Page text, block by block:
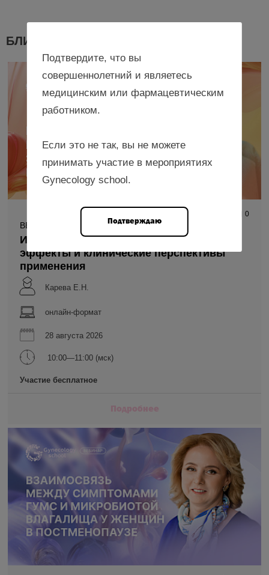
БЛИЖАЙШИЕ МЕРОПРИЯТИЯ
0
ВЕБИНАР
Индолкарбинол – механизмы действия,
эффекты и клинические перспективы
применения
Карева Е.Н.
онлайн-формат
28 августа 2026
10:00—11:00 (мск)
Участие бесплатное
Подробнее
Подтвердите, что вы
совершеннолетний и являетесь
медицинским или фармацевтическим
работником.
Если это не так, вы не можете
принимать участие в мероприятиях
Gynecology school.
Подтверждаю